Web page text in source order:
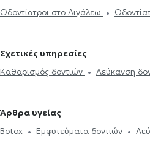
Οδοντίατροι στο Αιγάλεω
στον Κορυδαλλό
Οδοντίατροι στη
Κολωνό
Οδοντίατροι στους
Οδοντίατροι στον Σταθμό Λαρίσης
Πετράλωνα
Οδοντίατροι στην
Σχετικές υπηρεσίες
Καθαρισμός δοντιών
Λεύκανση
Απονεύρωση
στοματίτιδα
Υαλουρονικό Οξύ -
Άρθρα υγείας
Botox
Εμφυτεύματα δοντιών